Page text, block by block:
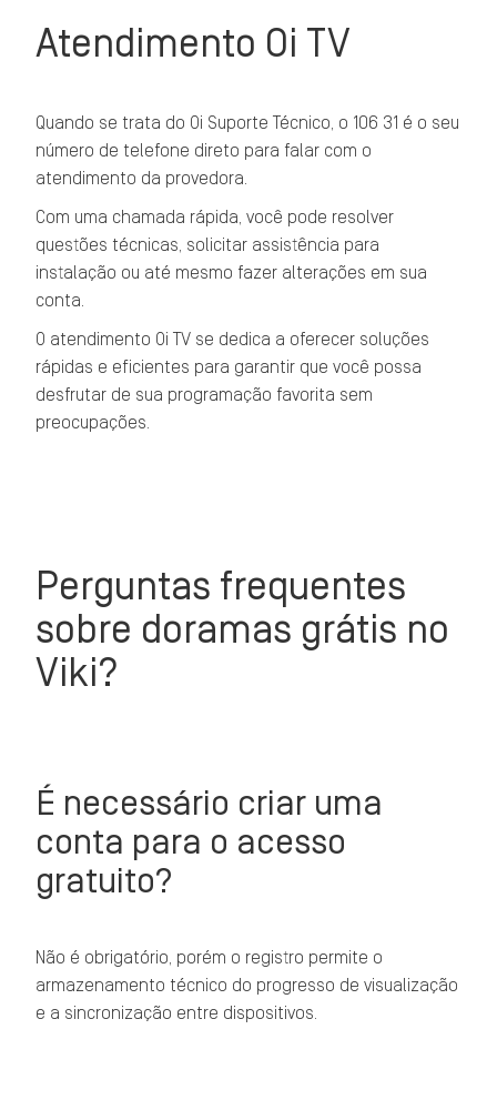
Atendimento Oi TV
Quando se trata do Oi Suporte Técnico, o 106 31 é o seu
número de telefone direto para falar com o
atendimento da provedora.
Com uma chamada rápida, você pode resolver
questões técnicas, solicitar assistência para
instalação ou até mesmo fazer alterações em sua
conta.
O atendimento Oi TV se dedica a oferecer soluções
rápidas e eficientes para garantir que você possa
desfrutar de sua programação favorita sem
preocupações.
Perguntas frequentes
sobre doramas grátis no
Viki?
É necessário criar uma
conta para o acesso
gratuito?
Não é obrigatório, porém o registro permite o
armazenamento técnico do progresso de visualização
e a sincronização entre dispositivos.